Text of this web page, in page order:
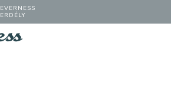
EVERNESS
ERDÉLY